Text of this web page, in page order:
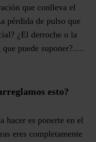
que conlleva el
pérdida de pulso que
¿El derroche o la
puede suponer?….
esto?
hacer es ponerte en el
eres completamente